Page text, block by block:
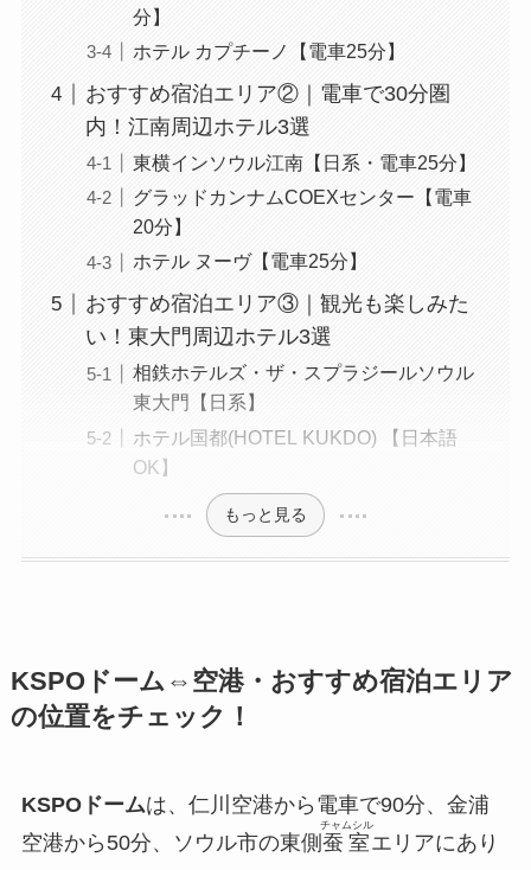
分】
ホテル カプチーノ【電車25分】
おすすめ宿泊エリア②｜電車で30分圏
内！江南周辺ホテル3選
東横インソウル江南【日系・電車25分】
グラッドカンナムCOEXセンター【電車
20分】
ホテル ヌーヴ【電車25分】
おすすめ宿泊エリア③｜観光も楽しみた
い！東大門周辺ホテル3選
相鉄ホテルズ・ザ・スプラジールソウル
東大門【日系】
ホテル国都(HOTEL KUKDO) 【日本語
OK】
もっと見る
KSPOドーム⇔空港・おすすめ宿泊エリア
の位置をチェック！
KSPOドームは、仁川空港から電車で90分、金浦
空港から50分、ソウル市の東側蚕室
チャムシル
エリアにあり